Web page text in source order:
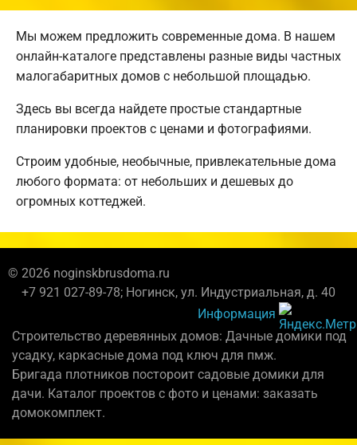
Мы можем предложить современные дома. В нашем
онлайн-каталоге представлены разные виды частных
малогабаритных домов с небольшой площадью.
Здесь вы всегда найдете простые стандартные
планировки проектов с ценами и фотографиями.
Строим удобные, необычные, привлекательные дома
любого формата: от небольших и дешевых до
огромных коттеджей.
© 2026 noginskbrusdoma.ru
+7 921 027-89-78; Ногинск, ул. Индустриальная, д. 40
Информация
Строительство деревянных домов: Дачные домики под
усадку, каркасные дома под ключ для пмж.
Бригада плотников постороит садовые домики для
дачи. Каталог проектов с фото и ценами: заказать
домокомплект.